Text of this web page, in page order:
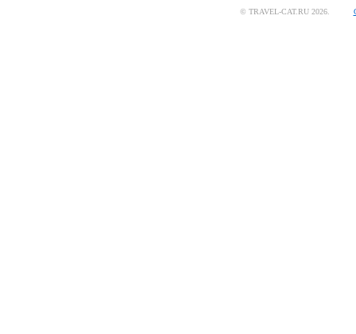
© TRAVEL-CAT.RU 2026.